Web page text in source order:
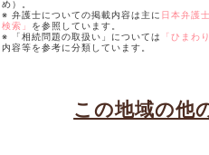
め）。
※ 弁護士についての掲載内容は主に 日本弁護
検索」 を参照しています。
※ 「相続問題の取扱い」については
「ひまわ
内容等を参考に分類しています。
この地域の他